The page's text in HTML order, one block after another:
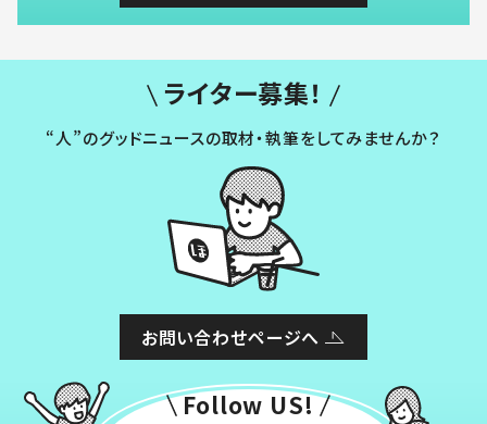
ライター募集！
“人”のグッドニュースの取材・執筆をしてみませんか？
お問い合わせページへ
Follow US!